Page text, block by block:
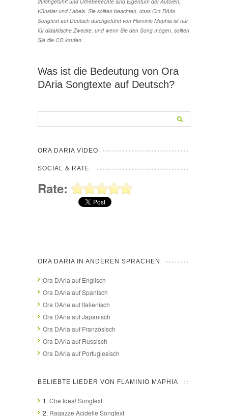
Künstler und Labels. Sie sollten beachten, dass Ora DAria
Songtext auf Deutsch durchgeführt von Flaminio Maphia ist nur
für didaktische Zwecke, und wenn Sie den Song mögen, sollten
Sie die CD kaufen.
Was ist die Bedeutung von Ora
DAria Songtexte auf Deutsch?
ORA DARIA VIDEO
SOCIAL & RATE
Rate:
ORA DARIA IN ANDEREN SPRACHEN
Ora DAria auf Englisch
Ora DAria auf Spanisch
Ora DAria auf Italienisch
Ora DAria auf Japanisch
Ora DAria auf Französisch
Ora DAria auf Russisch
Ora DAria auf Portugiesisch
BELIEBTE LIEDER VON FLAMINIO MAPHIA
1. Che Idea! Songtext
2. Ragazze Acidelle Songtext